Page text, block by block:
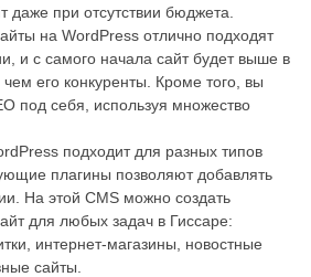
даже при отсутствии бюджета.
на WordPress отлично подходят
и с самого начала сайт будет выше в
его конкуренты. Кроме того, вы
под себя, используя множество
подходит для разных типов
плагины позволяют добавлять
На этой CMS можно создать
для любых задач в Гиссаре:
интернет-магазины, новостные
сайты.